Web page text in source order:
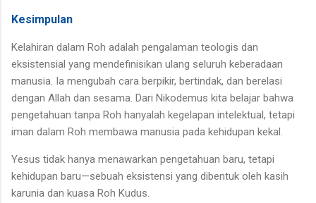
Kesimpulan
Kelahiran dalam Roh adalah pengalaman teologis dan
eksistensial yang mendefinisikan ulang seluruh keberadaan
manusia. Ia mengubah cara berpikir, bertindak, dan berelasi
dengan Allah dan sesama. Dari Nikodemus kita belajar bahwa
pengetahuan tanpa Roh hanyalah kegelapan intelektual, tetapi
iman dalam Roh membawa manusia pada kehidupan kekal.
Yesus tidak hanya menawarkan pengetahuan baru, tetapi
kehidupan baru—sebuah eksistensi yang dibentuk oleh kasih
karunia dan kuasa Roh Kudus.